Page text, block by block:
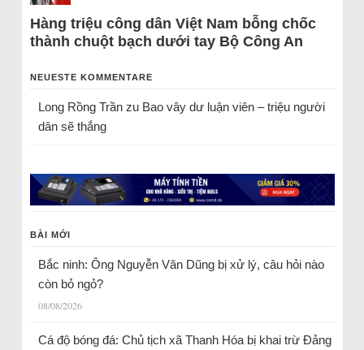
Hàng triệu công dân Việt Nam bỗng chốc
thành chuột bạch dưới tay Bộ Công An
NEUESTE KOMMENTARE
Long Rồng Trầnzu Bao vây dư luận viên – triệu người
dân sẽ thắng
BÀI MỚI
Bắc ninh: Ông Nguyễn Văn Dũng bị xử lý, câu hỏi nào
còn bỏ ngỏ?
08/08/2026
Cá độ bóng đá: Chủ tịch xã Thanh Hóa bị khai trừ Đảng